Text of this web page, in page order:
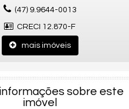
(47) 9.9644-0013
CRECI 12.870-F
mais imóveis
sobre este
imóvel